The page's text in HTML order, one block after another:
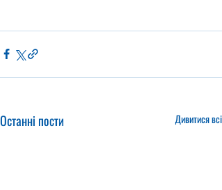
Останні пости Дивитися всі